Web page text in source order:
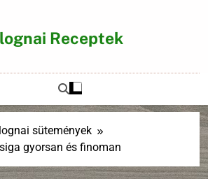
Receptek
sütemények
gyorsan és finoman